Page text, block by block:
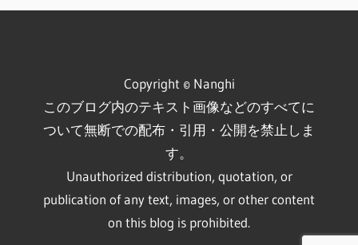
Copyright © Nanghi
このブログ内のテキスト画像などのすべてに
ついて無断での配布・引用・公開を禁止しま
す。
Unauthorized distribution, quotation, or
publication of any text, images, or other content
on this blog is prohibited.